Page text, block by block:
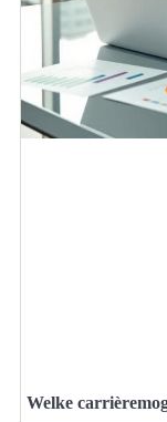
Welke